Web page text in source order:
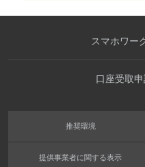
スマホワー
口座受取
推奨環境
提供事業者に関する表示